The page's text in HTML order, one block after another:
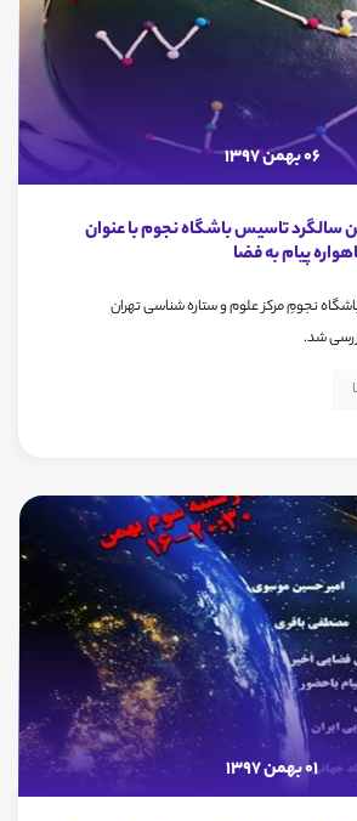
06 بهمن 1397
تاسیس باشگاه نجوم با عنوان
پیام به فضا
نجومِ مرکز علوم و ستاره شناسی تهران
شد.
01 بهمن 1397